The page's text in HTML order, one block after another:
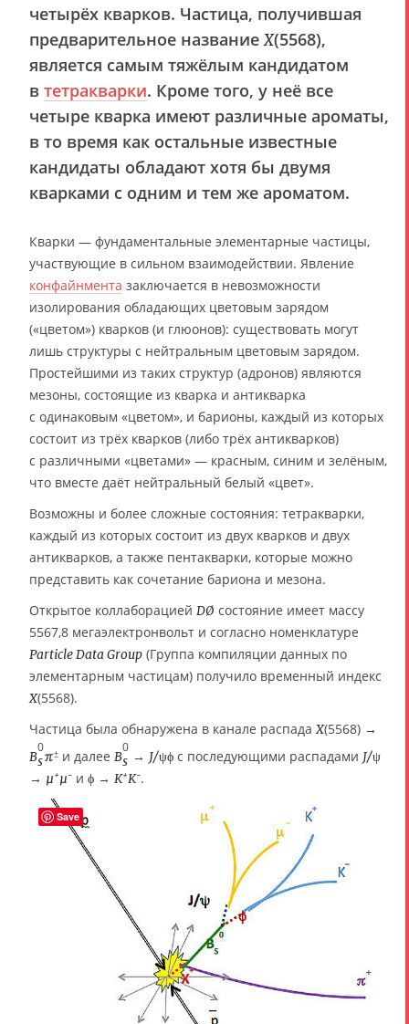
четырёх кварков. Частица, получившая
предварительное название X(5568),
является самым тяжёлым кандидатом
в тетракварки. Кроме того, у неё все
четыре кварка имеют различные ароматы,
в то время как остальные известные
кандидаты обладают хотя бы двумя
кварками с одним и тем же ароматом.
Кварки — фундаментальные элементарные частицы,
участвующие в сильном взаимодействии. Явление
конфайнмента заключается в невозможности
изолирования обладающих цветовым зарядом
(«цветом») кварков (и глюонов): существовать могут
лишь структуры с нейтральным цветовым зарядом.
Простейшими из таких структур (адронов) являются
мезоны, состоящие из кварка и антикварка
с одинаковым «цветом», и барионы, каждый из которых
состоит из трёх кварков (либо трёх антикварков)
с различными «цветами» — красным, синим и зелёным,
что вместе даёт нейтральный белый «цвет».
Возможны и более сложные состояния: тетракварки,
каждый из которых состоит из двух кварков и двух
антикварков, а также пентакварки, которые можно
представить как сочетание бариона и мезона.
Открытое коллаборацией DØ состояние имеет массу
5567,8 мегаэлектронвольт и согласно номенклатуре
Particle Data Group (Группа компиляции данных по
элементарным частицам) получило временный индекс
X(5568).
Частица была обнаружена в канале распада X(5568) →
B
0
sπ± и далее B
0
s → J/ψϕ с последующими распадами J/ψ
→ μ+μ− и ϕ → K+K−.
Save